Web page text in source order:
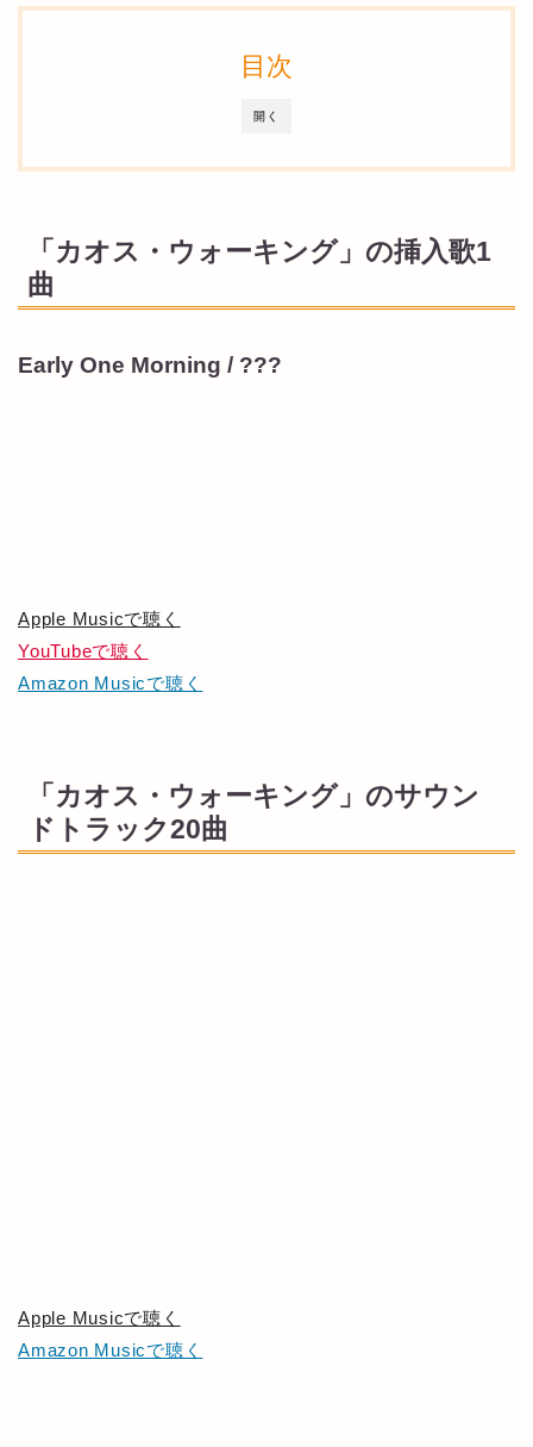
開く
目次
「カオス・ウォーキング」の挿入歌1
曲
Early One Morning / ???
Apple Musicで聴く
YouTubeで聴く
Amazon Musicで聴く
「カオス・ウォーキング」のサウン
ドトラック20曲
Apple Musicで聴く
Amazon Musicで聴く